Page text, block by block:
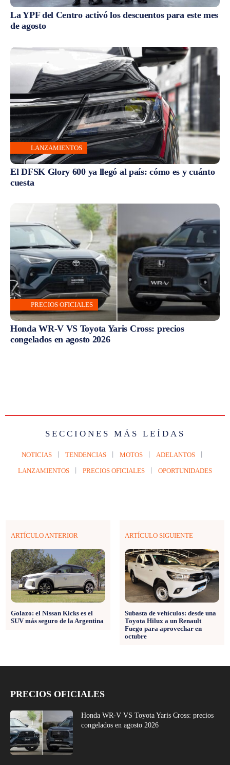
La YPF del Centro activó los descuentos para este mes
de agosto
LANZAMIENTOS
El DFSK Glory 600 ya llegó al país: cómo es y cuánto
cuesta
PRECIOS OFICIALES
Honda WR-V VS Toyota Yaris Cross: precios
congelados en agosto 2026
SECCIONES MÁS LEÍDAS
NOTICIAS TENDENCIAS MOTOS ADELANTOS
LANZAMIENTOS PRECIOS OFICIALES OPORTUNIDADES
ARTÍCULO ANTERIOR
Golazo: el Nissan Kicks es el
SUV más seguro de la Argentina
ARTÍCULO SIGUIENTE
Subasta de vehículos: desde una
Toyota Hilux a un Renault
Fuego para aprovechar en
octubre
PRECIOS OFICIALES
Honda WR-V VS Toyota Yaris Cross: precios
congelados en agosto 2026